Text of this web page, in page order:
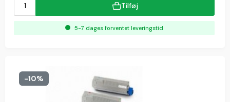
Tilføj
5-7 dages forventet leveringstid
-10%